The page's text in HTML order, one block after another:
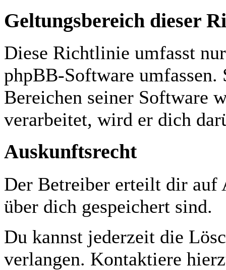
Geltungsbereich dieser
Diese Richtlinie umfasst
phpBB-Software
Bereichen seiner Software
verarbeitet, wird er dich
Auskunftsrecht
Der Betreiber erteilt dir auf
über dich gespeichert sind.
Du kannst jederzeit die
verlangen. Kontaktiere